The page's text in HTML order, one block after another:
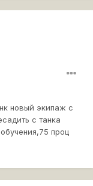
новый экипаж с
с танка
проц